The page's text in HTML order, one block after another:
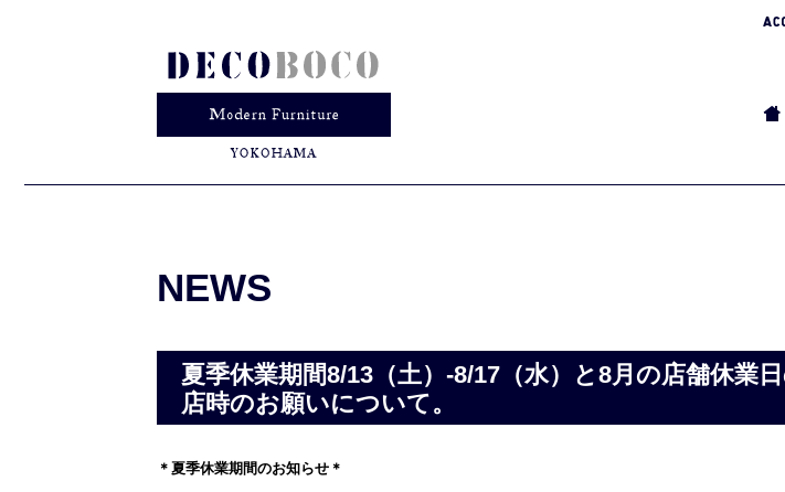
NEWS
夏季休業期間8/13（土）-8/17（水）と8月の店舗休業
店時のお願いについて。
＊夏季休業期間のお知らせ＊